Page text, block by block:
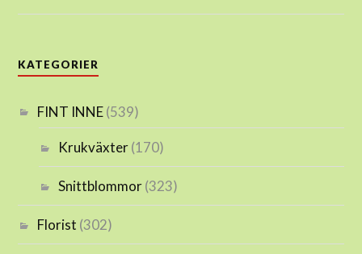
KATEGORIER
FINT INNE(539)
Krukväxter(170)
Snittblommor(323)
Florist (302)